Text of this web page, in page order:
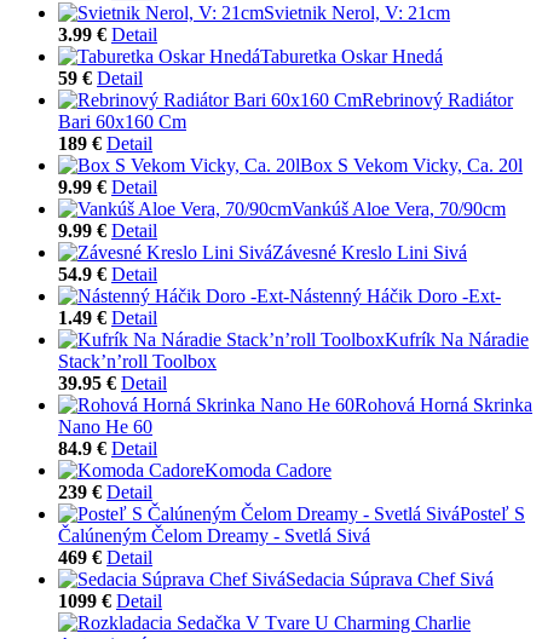
Svietnik Nerol, V: 21cm
3.99 € Detail
Taburetka Oskar Hnedá
59 € Detail
Rebrinový Radiátor
Bari 60x160 Cm
189 € Detail
Box S Vekom Vicky, Ca. 20l
9.99 € Detail
Vankúš Aloe Vera, 70/90cm
9.99 € Detail
Závesné Kreslo Lini Sivá
54.9 € Detail
Nástenný Háčik Doro -Ext-
1.49 € Detail
Kufrík Na Náradie
Stack’n’roll Toolbox
39.95 € Detail
Rohová Horná Skrinka
Nano He 60
84.9 € Detail
Komoda Cadore
239 € Detail
Posteľ S
Čalúneným Čelom Dreamy - Svetlá Sivá
469 € Detail
Sedacia Súprava Chef Sivá
1099 € Detail